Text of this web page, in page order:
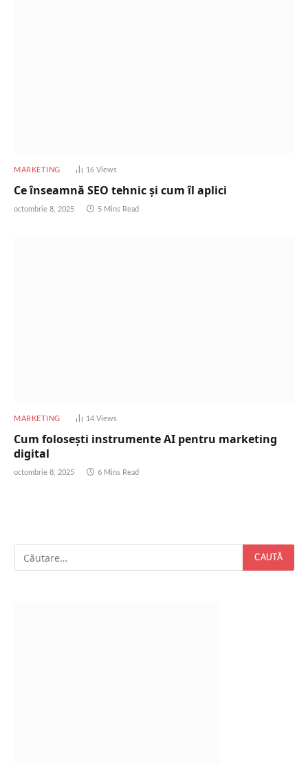
MARKETING 16 Views
Ce înseamnă SEO tehnic și cum îl aplici
octombrie 8, 2025 5 Mins Read
MARKETING 14 Views
Cum folosești instrumente AI pentru marketing
digital
octombrie 8, 2025 6 Mins Read